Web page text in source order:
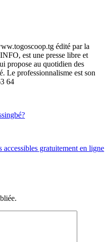
édité par la
est une presse libre et
propose au quotidien des
Le professionnalisme est son
64
gratuitement en ligne